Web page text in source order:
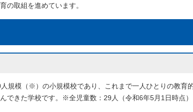
の取組を進めています。
規模（※）の小規模校であり、これまで一人ひとりの教育
できた学校です。※全児童数：29人（令和6年5月1日時点）